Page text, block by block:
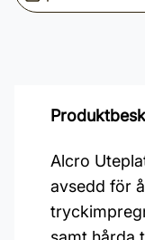
Alcro
avsedd för